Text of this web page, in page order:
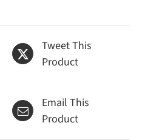
Tweet This
Product
Email This
Product